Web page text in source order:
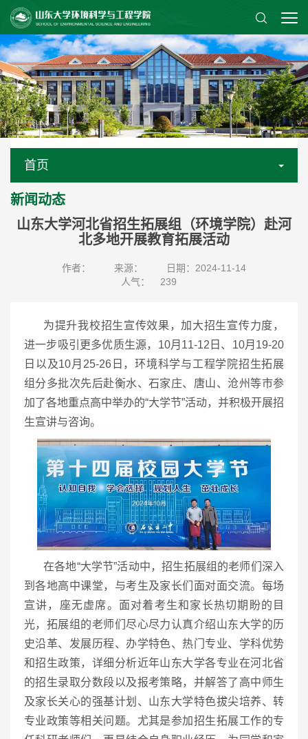
首页
新闻动态
山东大学河北省招生拓展组（环境学院）赴河
北多地开展教育拓展活动
作者： 来源：
日期：2024-11-14
人气：
239
为提升我校招生宣传效果，加大招生宣传力度，
进一步吸引更多优质生源，10月11-12日、10月19-20
日以及10月25-26日，环境科学与工程学院招生拓展
组分多批次先后赴衡水、石家庄、唐山、沧州等市参
加了各地重点高中举办的“大学节”活动，并积极开展招
生宣讲与咨询。
在各地“大学节”活动中，招生拓展组的老师们深入
到各地高中课堂，与考生及家长们面对面交流。每场
宣讲，座无虚席。面对着考生和家长热切期盼的目
光，拓展组的老师们尽心尽力认真介绍山东大学的历
史沿革、发展历程、办学特色、热门专业、学科优势
和招生政策，详细分析近年山东大学各专业在河北省
的招生录取分数段以及报考策略，并解答了高中师生
及家长关心的强基计划、山东大学特色拔尖培养、转
专业政策等相关问题。尤其是参加招生拓展工作的专